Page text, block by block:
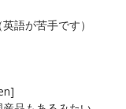
語が苦手です）